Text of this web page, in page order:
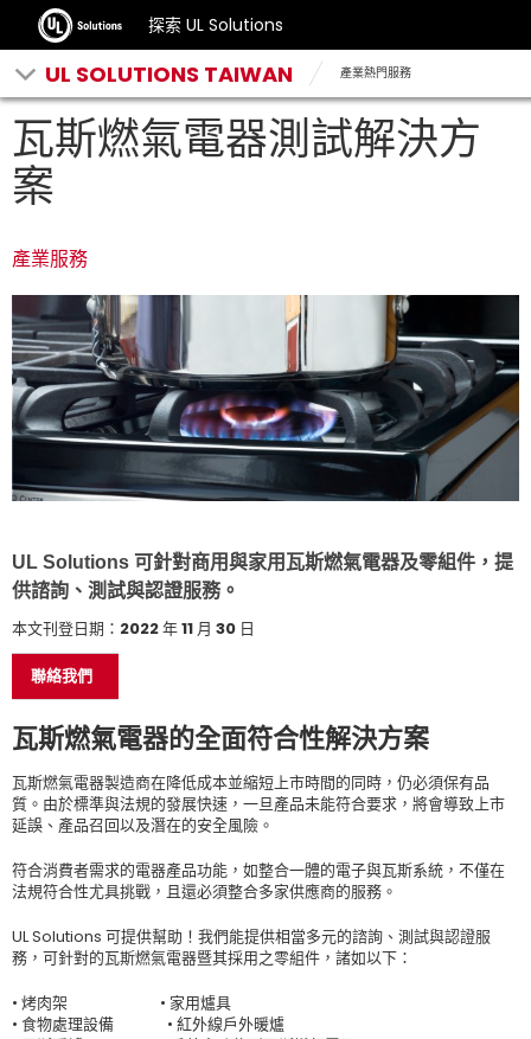
探索 UL Solutions
UL SOLUTIONS TAIWAN 產業熱門服務
瓦斯燃氣電器測試解決方
案
產業服務
UL Solutions 可針對商用與家用瓦斯燃氣電器及零組件，提
供諮詢、測試與認證服務。
本文刊登日期：2022 年 11 月 30 日
聯絡我們
瓦斯燃氣電器的全面符合性解決方案
瓦斯燃氣電器製造商在降低成本並縮短上市時間的同時，仍必須保有品
質。由於標準與法規的發展快速，一旦產品未能符合要求，將會導致上市
延誤、產品召回以及潛在的安全風險。
符合消費者需求的電器產品功能，如整合一體的電子與瓦斯系統，不僅在
法規符合性尤具挑戰，且還必須整合多家供應商的服務。
UL Solutions 可提供幫助！我們能提供相當多元的諮詢、測試與認證服
務，可針對的瓦斯燃氣電器暨其採用之零組件，諸如以下：
• 烤肉架 • 家用爐具
• 食物處理設備 • 紅外線戶外暖爐